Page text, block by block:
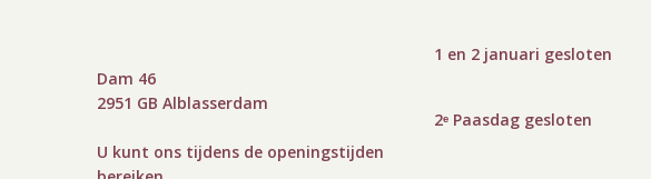
Dam 46
2951 GB Alblasserdam
U kunt ons tijdens de openingstijden
1 en 2 januari gesloten
2ᵉ Paasdag gesloten